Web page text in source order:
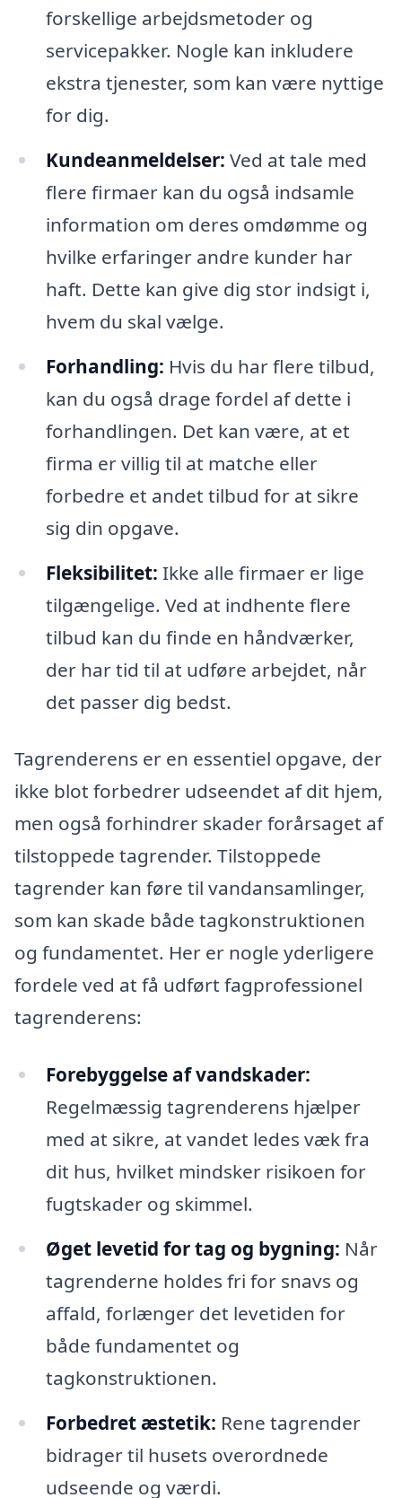
forskellige arbejdsmetoder og
servicepakker. Nogle kan inkludere
ekstra tjenester, som kan være nyttige
for dig.
Kundeanmeldelser: Ved at tale med
flere firmaer kan du også indsamle
information om deres omdømme og
hvilke erfaringer andre kunder har
haft. Dette kan give dig stor indsigt i,
hvem du skal vælge.
Forhandling: Hvis du har flere tilbud,
kan du også drage fordel af dette i
forhandlingen. Det kan være, at et
firma er villig til at matche eller
forbedre et andet tilbud for at sikre
sig din opgave.
Fleksibilitet: Ikke alle firmaer er lige
tilgængelige. Ved at indhente flere
tilbud kan du finde en håndværker,
der har tid til at udføre arbejdet, når
det passer dig bedst.
Tagrenderens er en essentiel opgave, der
ikke blot forbedrer udseendet af dit hjem,
men også forhindrer skader forårsaget af
tilstoppede tagrender. Tilstoppede
tagrender kan føre til vandansamlinger,
som kan skade både tagkonstruktionen
og fundamentet. Her er nogle yderligere
fordele ved at få udført fagprofessionel
tagrenderens:
Forebyggelse af vandskader:
Regelmæssig tagrenderens hjælper
med at sikre, at vandet ledes væk fra
dit hus, hvilket mindsker risikoen for
fugtskader og skimmel.
Øget levetid for tag og bygning: Når
tagrenderne holdes fri for snavs og
affald, forlænger det levetiden for
både fundamentet og
tagkonstruktionen.
Forbedret æstetik: Rene tagrender
bidrager til husets overordnede
udseende og værdi.